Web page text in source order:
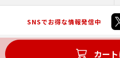
カー
SNSでお得な情報発信中